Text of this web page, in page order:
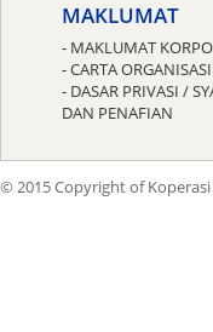
MAKLUMAT
- MAKLUMAT
- CARTA
- DASAR PRIVASI /
DAN PENAFIAN
© 2015 Copyright of Koperasi